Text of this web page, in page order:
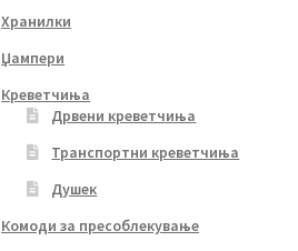
Хранилки
Џампери
Креветчиња
Дрвени креветчиња
Транспортни креветчиња
Душек
Комоди за пресоблекување